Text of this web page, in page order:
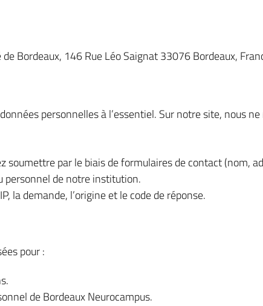
Bordeaux, 146 Rue Léo Saignat 33076 Bordeaux,
personnelles à l’essentiel. Sur notre site, nous
soumettre par le biais de formulaires de contact (nom,
personnel de notre institution.
la demande, l’origine et le code de réponse.
pour :
de Bordeaux Neurocampus.